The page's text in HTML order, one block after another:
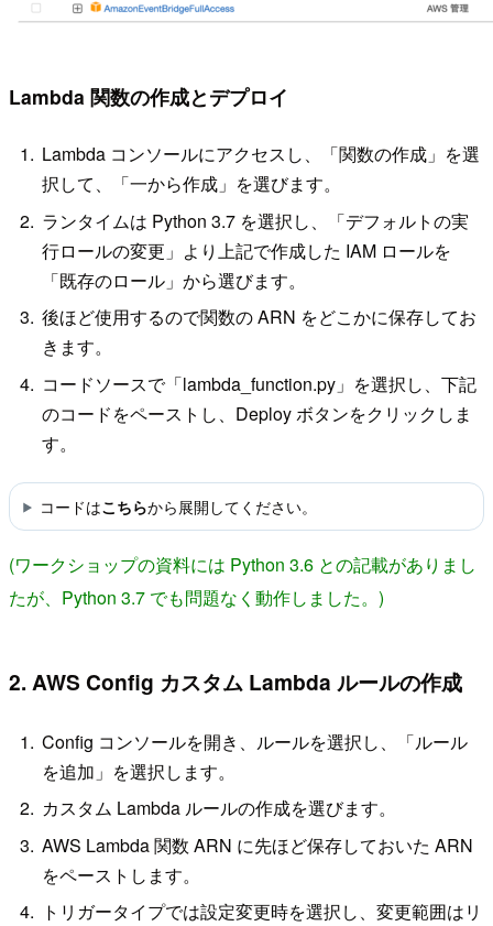
Lambda 関数の作成とデプロイ
Lambda コンソールにアクセスし、「関数の作成」を選
択して、「一から作成」を選びます。
ランタイムは Python 3.7 を選択し、「デフォルトの実
行ロールの変更」より上記で作成した IAM ロールを
「既存のロール」から選びます。
後ほど使用するので関数の ARN をどこかに保存してお
きます。
コードソースで「lambda_function.py」を選択し、下記
のコードをペーストし、Deploy ボタンをクリックしま
す。
コードはこちらから展開してください。
(ワークショップの資料には Python 3.6 との記載がありまし
たが、Python 3.7 でも問題なく動作しました。)
2. AWS Config カスタム Lambda ルールの作成
Config コンソールを開き、ルールを選択し、「ルール
を追加」を選択します。
カスタム Lambda ルールの作成を選びます。
AWS Lambda 関数 ARN に先ほど保存しておいた ARN
をペーストします。
トリガータイプでは設定変更時を選択し、変更範囲はリ